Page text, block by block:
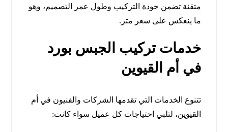
متقنة تضمن جودة التركيب وطول عمر التصميم، وهو
ما ينعكس على سعر متر.
خدمات تركيب الجبس بورد
في أم القيوين
تتنوع الخدمات التي تقدمها الشركات والفنيون في أم
القيوين، لتلبي احتياجات كل عميل سواء كانت: